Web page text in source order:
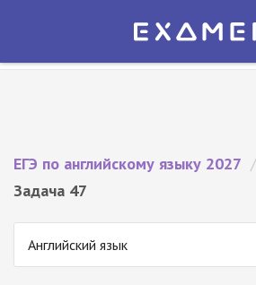
Экзамер — ЕГЭ 2027
ЕГЭ по английскому языку 2027 /
Задача 47
Английский язык